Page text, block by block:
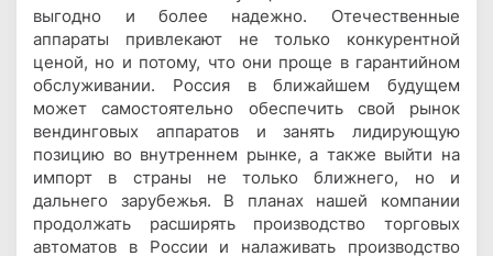
выгодно и более надежно. Отечественные
аппараты привлекают не только конкурентной
ценой, но и потому, что они проще в гарантийном
обслуживании. Россия в ближайшем будущем
может самостоятельно обеспечить свой рынок
вендинговых аппаратов и занять лидирующую
позицию во внутреннем рынке, а также выйти на
импорт в страны не только ближнего, но и
дальнего зарубежья. В планах нашей компании
продолжать расширять производство торговых
автоматов в России и налаживать производство